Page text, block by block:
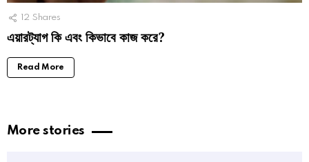
12 Shares
এয়ারট্যাগ কি এবং কিভাবে কাজ করে?
Read More
More stories